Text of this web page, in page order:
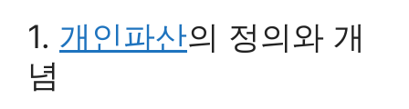
1. 개인파산의 정의와 개
념